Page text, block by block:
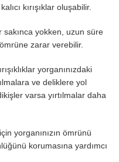
kırışıklar oluşabilir.
sakınca yokken, uzun süre
zarar verebilir.
yorganınızdaki
ve deliklere yol
varsa yırtılmalar daha
yorganınızın ömrünü
korumasına yardımcı